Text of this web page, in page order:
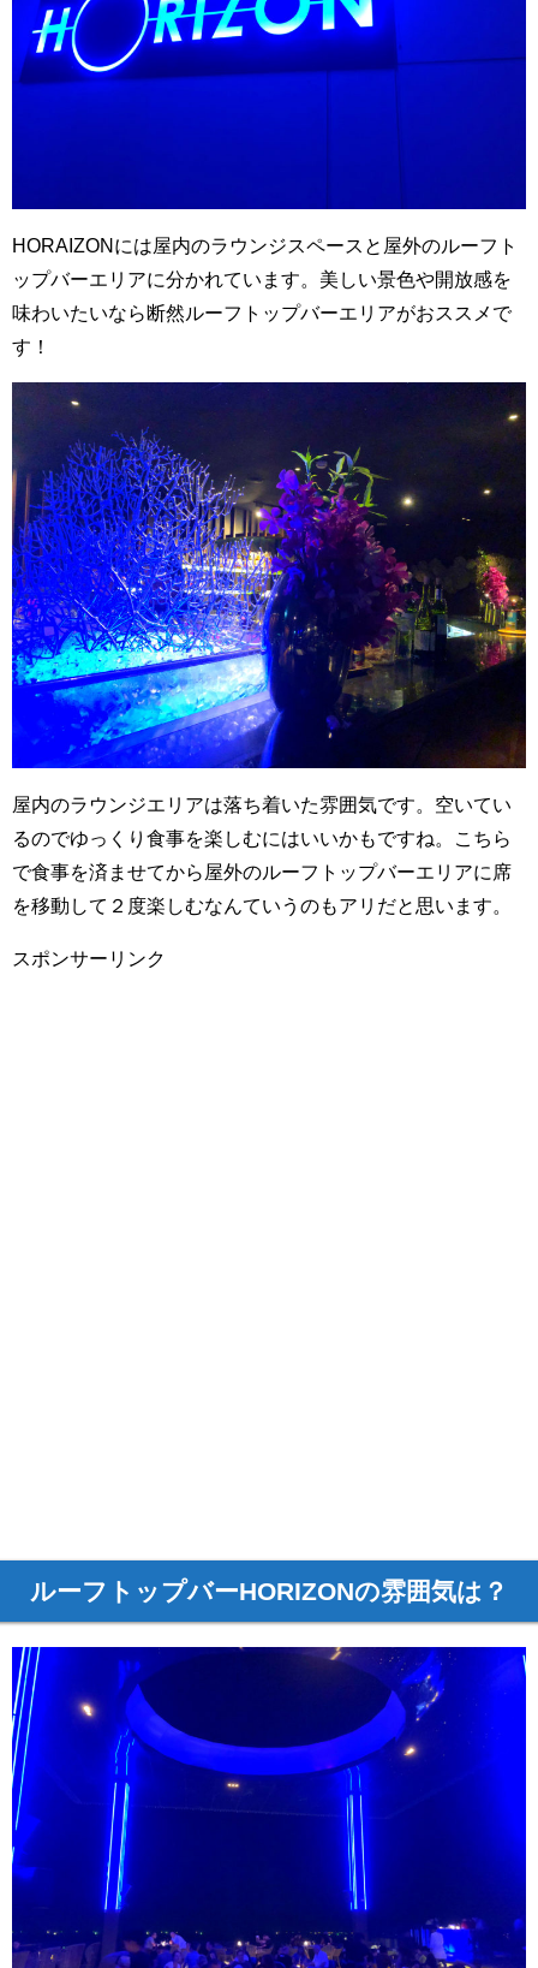
HORAIZONには屋内のラウンジスペースと屋外のルーフト
ップバーエリアに分かれています。美しい景色や開放感を
味わいたいなら断然ルーフトップバーエリアがおススメで
す！
屋内のラウンジエリアは落ち着いた雰囲気です。空いてい
るのでゆっくり食事を楽しむにはいいかもですね。こちら
で食事を済ませてから屋外のルーフトップバーエリアに席
を移動して２度楽しむなんていうのもアリだと思います。
スポンサーリンク
ルーフトップバーHORIZONの雰囲気は？